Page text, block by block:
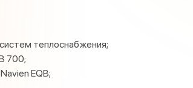
теплоснабжения;
700;
EQB;